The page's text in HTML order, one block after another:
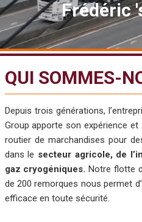
Frédéric
QUI SOMMES-
Depuis trois générations,
Group apporte son expérience
routier de marchandises pour
dans le secteur agricole, de
gaz cryogéniques.Notre flotte
de 200 remorques nous permet
efficace en toute sécurité.